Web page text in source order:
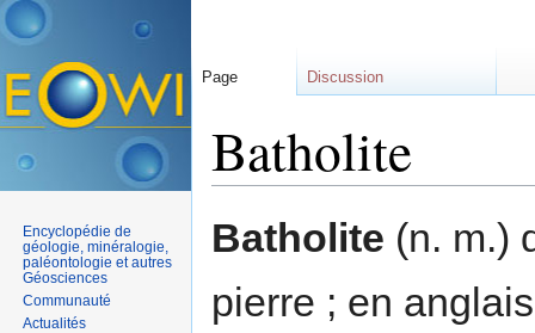
Batholite
Batholite (n. m.)
pierre ; en
Page Discussion
Encyclopédie de
géologie, minéralogie,
paléontologie et autres
Géosciences
Communauté
Actualités